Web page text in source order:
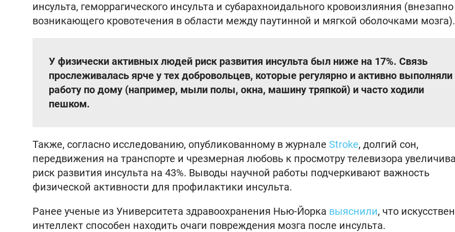
инсульта, геморрагического инсульта и субарахноидального кровоизлияния (внезапно
возникающего кровотечения в области между паутинной и мягкой оболочками мозга).
У физически активных людей риск развития инсульта был ниже на 17%. Связь
прослеживалась ярче у тех добровольцев, которые регулярно и активно выполняли
работу по дому (например, мыли полы, окна, машину тряпкой) и часто ходили
пешком.
Также, согласно исследованию, опубликованному в журнале Stroke, долгий сон,
передвижения на транспорте и чрезмерная любовь к просмотру телевизора
риск развития инсульта на 43%. Выводы научной работы подчеркивают важность
физической активности для профилактики инсульта.
Ранее ученые из Университета здравоохранения Нью-Йорка выяснили, что
интеллект способен находить очаги повреждения мозга после инсульта.